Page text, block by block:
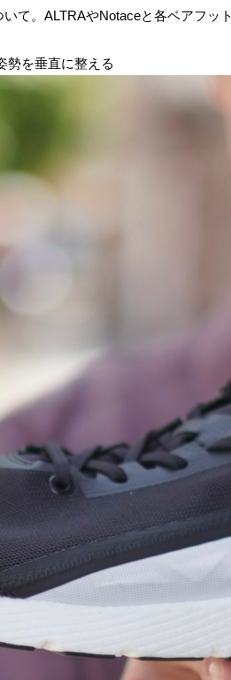
て。ALTRAやNotaceと各ベアフッ
勢を垂直に整える